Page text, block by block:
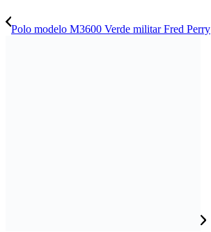
Polo modelo M3600 Verde militar Fred Perry